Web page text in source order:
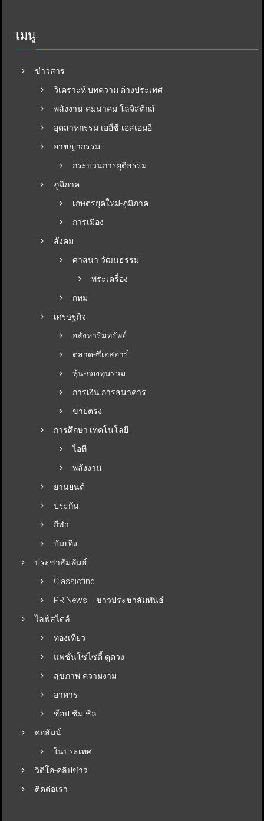
เมนู
ข่าวสาร
วิเคราะห์ บทความ ต่างประเทศ
พลังงาน-คมนาคม-โลจิสติกส์
อุตสาหกรรม-เออีซี-เอสเอมอี
อาชญากรรม
กระบวนการยุติธรรม
ภูมิภาค
เกษตรยุคใหม่-ภูมิภาค
การเมือง
สังคม
ศาสนา-วัฒนธรรม
พระเครื่อง
กทม
เศรษฐกิจ
อสังหาริมทรัพย์
ตลาด-ซีเอสอาร์
หุ้น-กองทุนรวม
การเงิน การธนาคาร
ขายตรง
การศึกษา เทคโนโลยี
ไอที
พลังงาน
ยานยนต์
ประกัน
กีฬา
บันเทิง
ประชาสัมพันธ์
Classicfind
PR News – ข่าวประชาสัมพันธ์
ไลฟ์สไตล์
ท่องเที่ยว
แฟชั่นโซไซตี้-ดูดวง
สุขภาพ-ความงาม
อาหาร
ช้อป-ชิม-ชิล
คอลัมน์
ในประเทศ
วิดีโอ-คลิปข่าว
ติดต่อเรา